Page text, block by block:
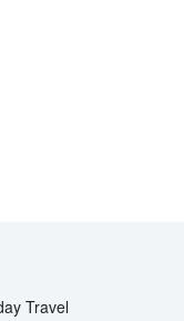
Travel